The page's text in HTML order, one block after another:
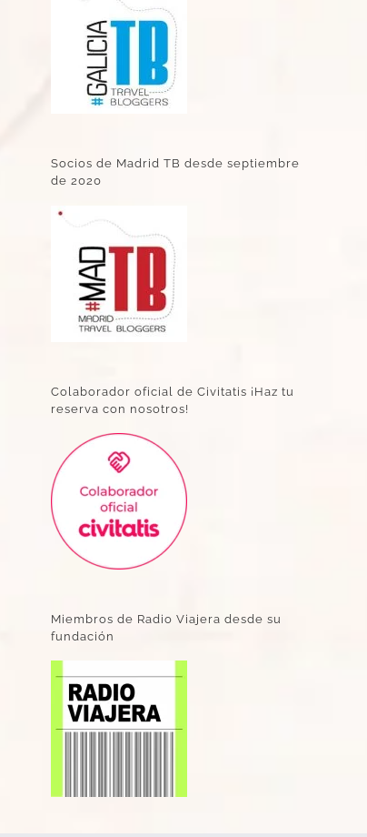
Socios de Madrid TB desde septiembre
de 2020
Colaborador oficial de Civitatis ¡Haz tu
reserva con nosotros!
Miembros de Radio Viajera desde su
fundación